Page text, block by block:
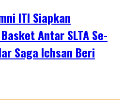
ITI Siapkan
Antar SLTA Se-
Saga Ichsan Beri